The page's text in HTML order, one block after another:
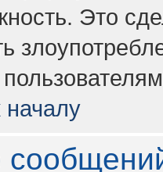
Это
началу